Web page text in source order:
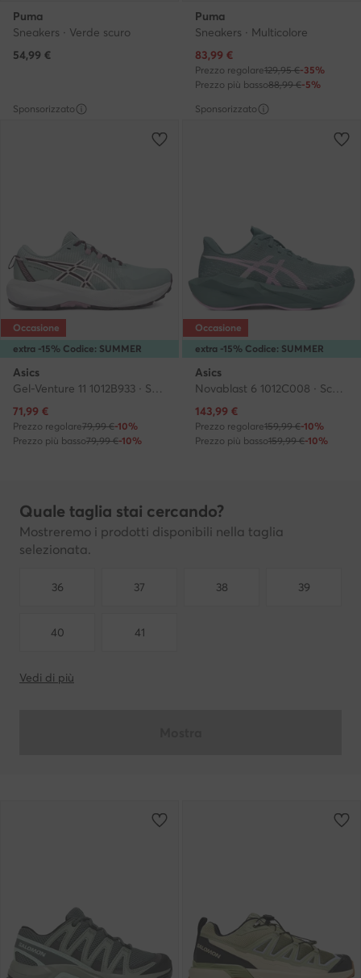
Puma
Sneakers · Verde scuro
54,99 €
Puma
Sneakers · Multicolore
Prezzo attuale
83,99 €
Prezzo regolare129,95 €-35%
Prezzo più basso88,99 €-5%
Sponsorizzato
extra -15% Codice: SUMMER
Occasione
Asics
Gel-Venture 11 1012B933 · Scarpe running
Prezzo attuale
71,99 €
Prezzo regolare79,99 €-10%
Prezzo più basso79,99 €-10%
Sponsorizzato
extra -15% Codice: SUMMER
Occasione
Asics
Novablast 6 1012C008 · Scarpe running
Prezzo attuale
143,99 €
Prezzo regolare159,99 €-10%
Prezzo più basso159,99 €-10%
Quale taglia stai cercando?
Mostreremo i prodotti disponibili nella taglia
selezionata.
36 37 38 39
40 41
Vedi di più